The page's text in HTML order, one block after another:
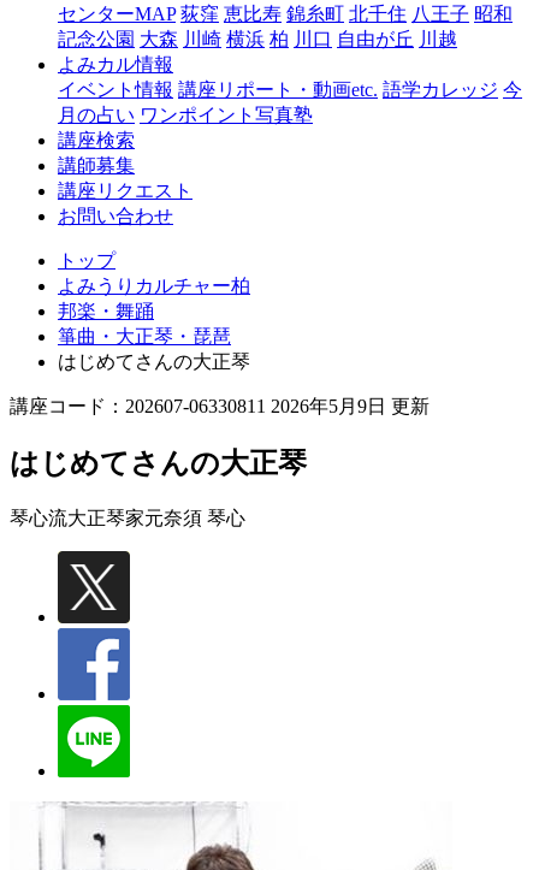
センターMAP 荻窪 恵比寿 錦糸町 北千住 八王子 昭和
記念公園 大森 川崎 横浜 柏 川口 自由が丘 川越
よみカル情報
イベント情報 講座リポート・動画etc. 語学カレッジ 今
月の占い ワンポイント写真塾
講座検索
講師募集
講座リクエスト
お問い合わせ
トップ
よみうりカルチャー柏
邦楽・舞踊
箏曲・大正琴・琵琶
はじめてさんの大正琴
講座コード：202607-06330811 2026年5月9日 更新
はじめてさんの大正琴
琴心流大正琴家元奈須 琴心